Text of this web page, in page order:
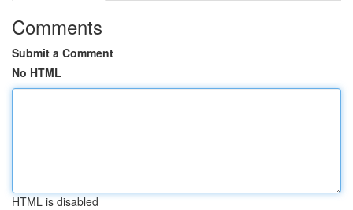
Comments
Submit a Comment
No HTML
HTML is disabled